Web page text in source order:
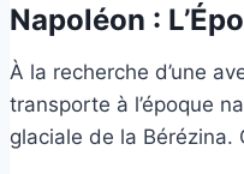
Napoléon :
À la recherche d’une
transporte à l’époque
glaciale de la Bérézina.